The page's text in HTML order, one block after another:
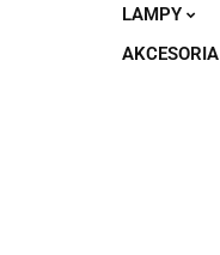
LAMPY
AKCESORIA